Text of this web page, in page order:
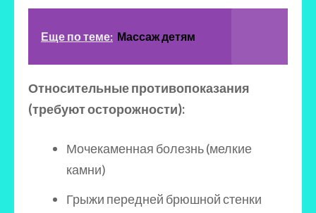
Еще по теме: Массаж детям
Относительные противопоказания
(требуют осторожности):
Мочекаменная болезнь (мелкие
камни)
Грыжи передней брюшной стенки